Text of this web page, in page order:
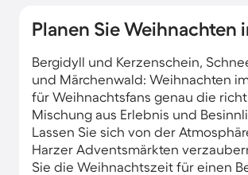
Planen Sie Weihnachten
Bergidyll und Kerzenschein,
und Märchenwald: Weihnachten
für Weihnachtsfans genau die
Mischung aus Erlebnis und
Lassen Sie sich von der
Harzer Adventsmärkten
Sie die Weihnachtszeit für einen